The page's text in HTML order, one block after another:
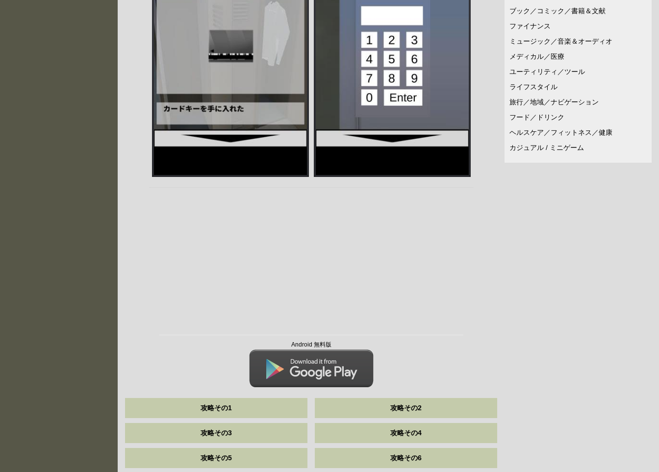
Android 無料版
攻略その1 攻略その2
攻略その3 攻略その4
攻略その5 攻略その6
ブック／コミック／書籍＆文献
ファイナンス
ミュージック／音楽＆オーディオ
メディカル／医療
ユーティリティ／ツール
ライフスタイル
旅行／地域／ナビゲーション
フード／ドリンク
ヘルスケア／フィットネス／健康
カジュアル / ミニゲーム